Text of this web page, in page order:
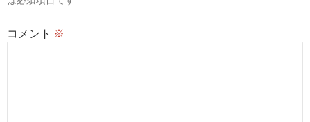
コメント ※